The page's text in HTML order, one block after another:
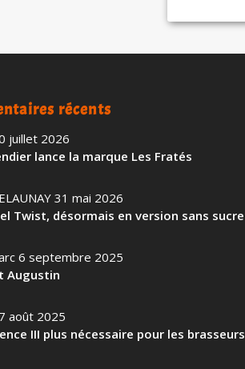
récents
juillet 2026
lance la marque Les Fratés
31 mai 2026
Twist, désormais en version sans sucre
6 septembre 2025
Augustin
août 2025
III plus nécessaire pour les brasseurs